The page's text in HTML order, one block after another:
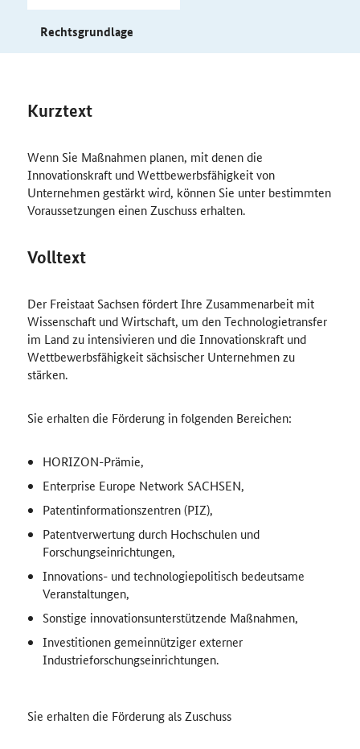
Rechtsgrundlage
Kurztext
Wenn Sie Maßnahmen planen, mit denen die
Innovationskraft und Wettbewerbsfähigkeit von
Unternehmen gestärkt wird, können Sie unter bestimmten
Voraussetzungen einen Zuschuss erhalten.
Volltext
Der Freistaat Sachsen fördert Ihre Zusammenarbeit mit
Wissenschaft und Wirtschaft, um den Technologietransfer
im Land zu intensivieren und die Innovationskraft und
Wettbewerbsfähigkeit sächsischer Unternehmen zu
stärken.
Sie erhalten die Förderung in folgenden Bereichen:
HORIZON-Prämie,
Enterprise Europe Network SACHSEN,
Patentinformationszentren (PIZ),
Patentverwertung durch Hochschulen und
Forschungseinrichtungen,
Innovations- und technologiepolitisch bedeutsame
Veranstaltungen,
Sonstige innovationsunterstützende Maßnahmen,
Investitionen gemeinnütziger externer
Industrieforschungseinrichtungen.
Sie erhalten die Förderung als Zuschuss